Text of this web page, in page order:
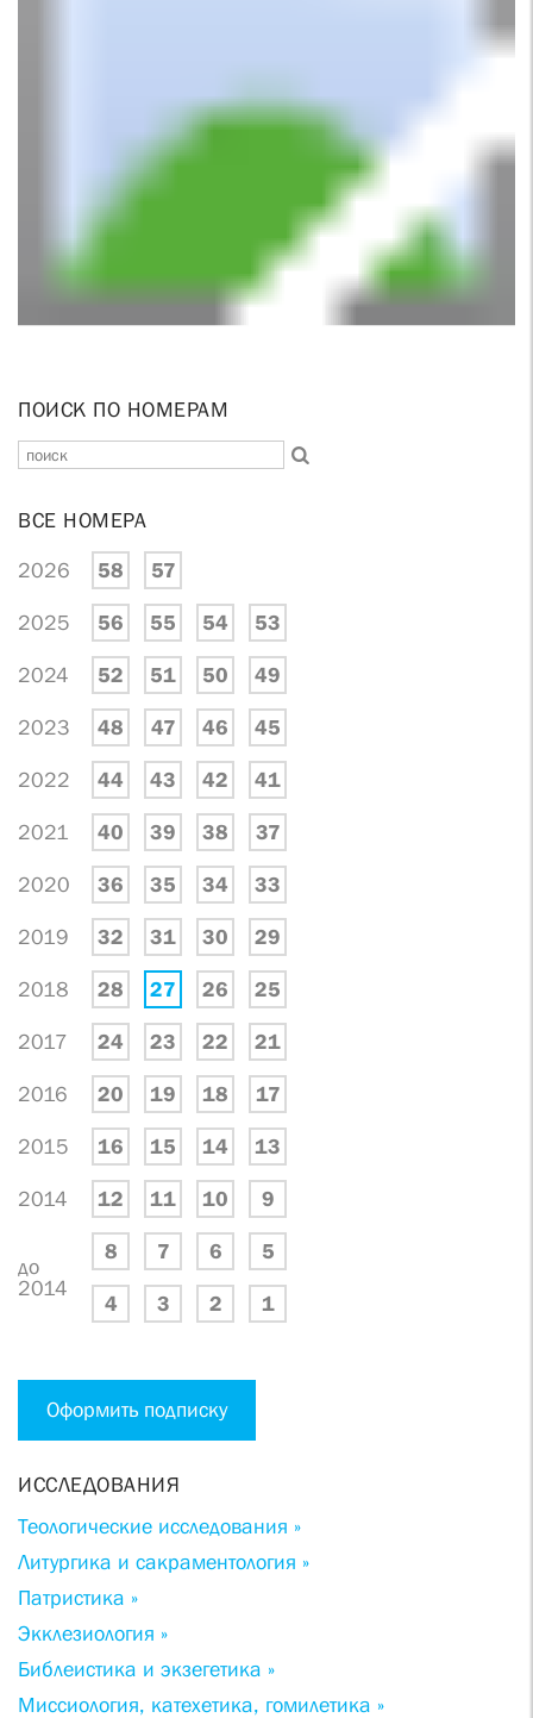
ПОИСК ПО НОМЕРАМ
ВСЕ НОМЕРА
2026 58 57
2025 56 55 54 53
2024 52 51 50 49
2023 48 47 46 45
2022 44 43 42 41
2021 40 39 38 37
2020 36 35 34 33
2019 32 31 30 29
2018 28 27 26 25
2017 24 23 22 21
2016 20 19 18 17
2015 16 15 14 13
2014 12 11 10 9
до
2014
8 7 6 5
4 3 2 1
Оформить подписку
ИССЛЕДОВАНИЯ
Теологические исследования »
Литургика и сакраментология »
Патристика »
Экклезиология »
Библеистика и экзегетика »
Миссиология, катехетика, гомилетика »